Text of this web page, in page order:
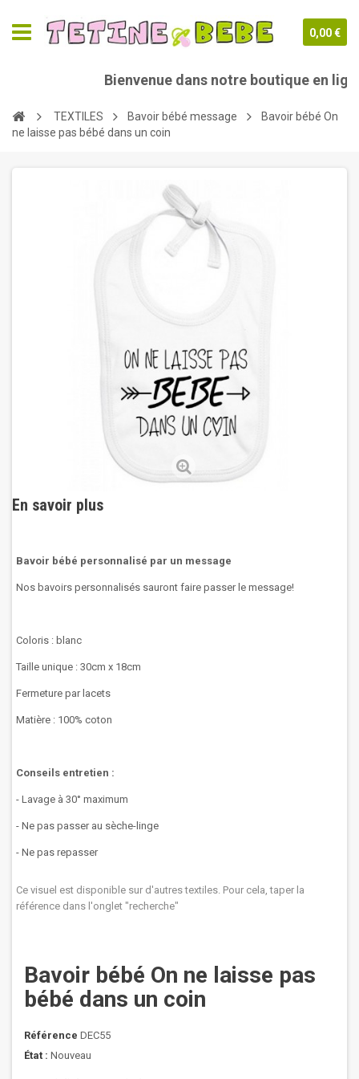
0,00 €
Bienvenue dans notre boutique en
TEXTILES Bavoir bébé message
Bavoir bébé On
ne laisse pas bébé dans un coin
En savoir plus
Bavoir bébé personnalisé par un message
Nos bavoirs personnalisés sauront faire passer le message!
Coloris : blanc
Taille unique : 30cm x 18cm
Fermeture par lacets
Matière : 100% coton
Conseils entretien :
- Lavage à 30° maximum
- Ne pas passer au sèche-linge
- Ne pas repasser
Ce visuel est disponible sur d'autres textiles. Pour cela, taper la
référence dans l'onglet "recherche"
Bavoir bébé On ne laisse pas
bébé dans un coin
Référence DEC55
État : Nouveau